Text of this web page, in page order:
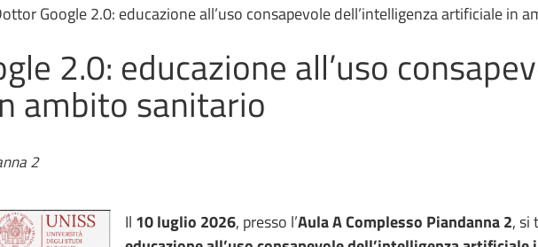
Google 2.0: educazione all’uso consapevole dell’intelligenza artificiale in
2.0: educazione all’uso
ambito sanitario
2
Il 10 luglio 2026, presso l’Aula A Complesso Piandanna 2, si